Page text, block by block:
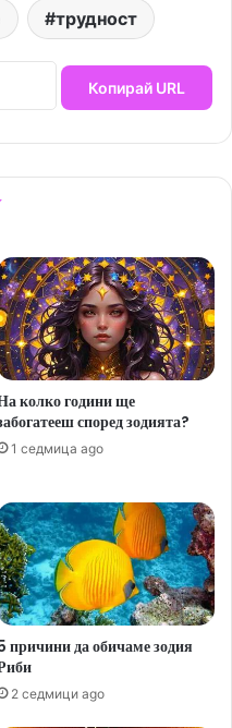
трудност
Копирай URL
колко години ще
според зодията?
1 седмица ago
причини да обичаме зодия
2 седмици ago